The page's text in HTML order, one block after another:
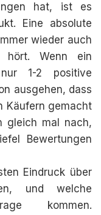
hat, ist es
Eine absolute
wieder auch
hört. Wenn ein
1-2 positive
ausgehen, dass
Käufern gemacht
gleich mal nach,
Bewertungen
Eindruck über
und welche
kommen.